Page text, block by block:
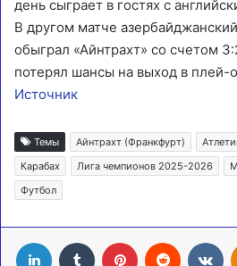
день сыграет в гостях с
В другом матче
обыграл «Айнтрахт» со счетом
потерял шансы на выход в плей-
Источник
Темы Айнтрахт (Франкфурт)
Карабах
Лига чемпионов 2025-2026
Футбол
LinkedIn Tumblr Pinterest Reddit